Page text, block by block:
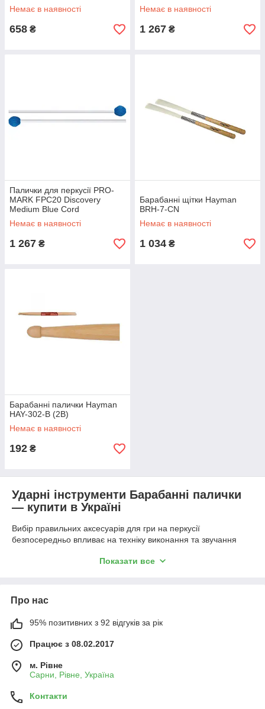
Немає в наявності
658 ₴
Немає в наявності
1 267 ₴
Палички для перкусії PRO-
MARK FPC20 Discovery
Medium Blue Cord
Немає в наявності
1 267 ₴
Барабанні щітки Hayman
BRH-7-CN
Немає в наявності
1 034 ₴
Барабанні палички Hayman
HAY-302-B (2B)
Немає в наявності
192 ₴
Ударні інструменти Барабанні палички
— купити в Україні
Вибір правильних аксесуарів для гри на перкусії
безпосередньо впливає на техніку виконання та звучання
барабанні палички, які допомагають розкрити потенціал
моделі для різних стилів музики, починаючи від джазових
щіток і закінчуючи важкими моделями для металу. Вартість
аксесуарів варіюється в залежності від матеріалу та бренду,
що дозволяє підібрати оптимальний варіант для будь-якого
бюджету.
Що входить до категорії
Ця група товарів включає пристосування для вилучення
звуку, які різняться за вагою, формою наконечника і
матеріалу виготовлення. Ви можете купити барабанні
Показати все
Про нас
95% позитивних з 92 відгуків за рік
Працює з 08.02.2017
м. Рівне
Сарни, Рівне, Україна
Контакти